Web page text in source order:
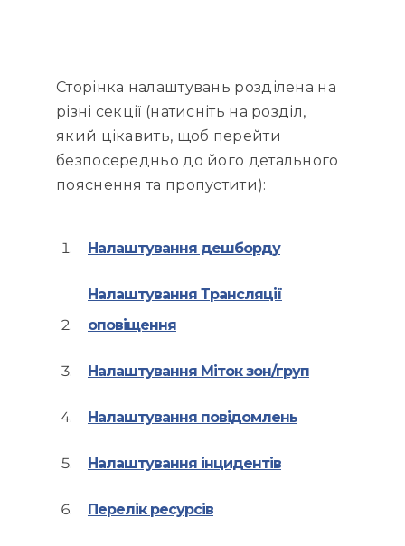
Сторінка налаштувань розділена на
різні секції (натисніть на розділ,
який цікавить, щоб перейти
безпосередньо до його детального
пояснення та пропустити):
Налаштування дешборду
Налаштування Трансляції
оповіщення
Налаштування Міток зон/груп
Налаштування повідомлень
Налаштування інцидентів
Перелік ресурсів